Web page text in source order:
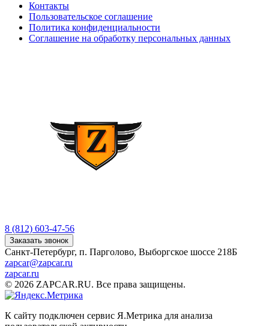
Контакты
Пользовательское соглашение
Политика конфиденциальности
Соглашение на обработку персональных данных
8 (812) 603-47-56
Заказать звонок
Санкт-Петербург, п. Парголово, Выборгское шоссе 218Б
zapcar@zapcar.ru
zapcar.ru
© 2026 ZAPCAR.RU. Все права защищены.
К сайту подключен сервис Я.Метрика для анализа